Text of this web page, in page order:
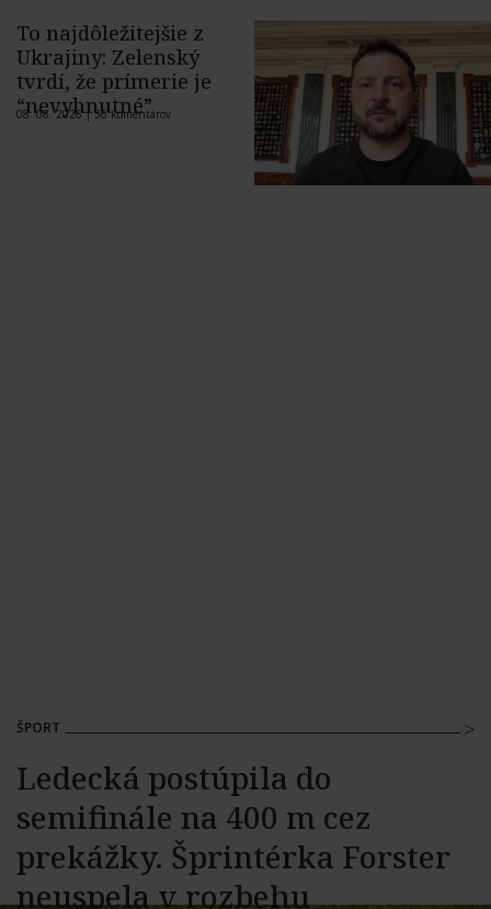
To najdôležitejšie z
Ukrajiny: Zelenský
tvrdí, že prímerie je
“nevyhnutné”
08. 08. 2026 |36 komentárov
ŠPORT